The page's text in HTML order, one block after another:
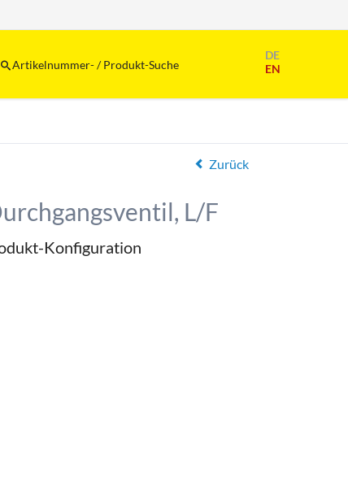
DE
EN
überspringen
Artikelnummer- / Produkt-Suche
Zurück
L/F
Konfiguration